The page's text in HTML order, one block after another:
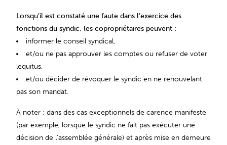
Lorsqu’il est constaté une faute dans l’exercice des
fonctions du syndic, les copropriétaires peuvent :
informer le conseil syndical,
et/ou ne pas approuver les comptes ou refuser de voter
lequitus,
et/ou décider de révoquer le syndic en ne renouvelant
pas son mandat.
À noter : dans des cas exceptionnels de carence manifeste
(par exemple, lorsque le syndic ne fait pas exécuter une
décision de l’assemblée générale) et après mise en demeure